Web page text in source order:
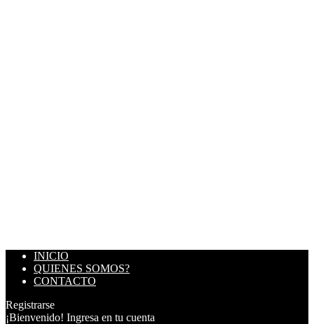
INICIO
QUIENES SOMOS?
CONTACTO
Registrarse
¡Bienvenido! Ingresa en tu cuenta